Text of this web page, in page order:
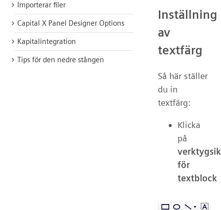
Importerar filer
Capital X Panel Designer Options
Kapitalintegration
Tips för den nedre stången
Inställning
av
textfärg
Så här ställer
du in
textfärg:
Klicka
på
för
textblock